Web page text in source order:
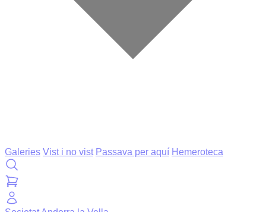
Galeries Vist i no vist Passava per aquí Hemeroteca